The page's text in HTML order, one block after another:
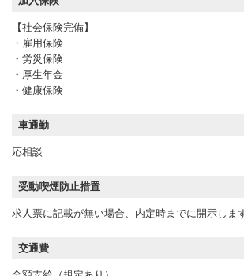
【社会保険完備】
・雇用保険
・労災保険
・厚生年金
・健康保険
車通勤
応相談
受動喫煙防止措置
求人票に記載が無い場合、内定時までに開示しま
交通費